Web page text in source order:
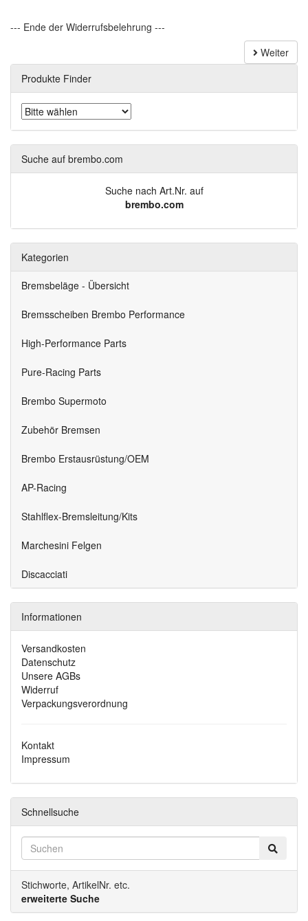
--- Ende der Widerrufsbelehrung ---
Weiter
Produkte Finder
Suche auf brembo.com
Suche nach Art.Nr. auf
brembo.com
Kategorien
Bremsbeläge - Übersicht
Bremsscheiben Brembo Performance
High-Performance Parts
Pure-Racing Parts
Brembo Supermoto
Zubehör Bremsen
Brembo Erstausrüstung/OEM
AP-Racing
Stahlflex-Bremsleitung/Kits
Marchesini Felgen
Discacciati
Informationen
Versandkosten
Datenschutz
Unsere AGBs
Widerruf
Verpackungsverordnung
Kontakt
Impressum
Schnellsuche
Stichworte, ArtikelNr. etc.
erweiterte Suche